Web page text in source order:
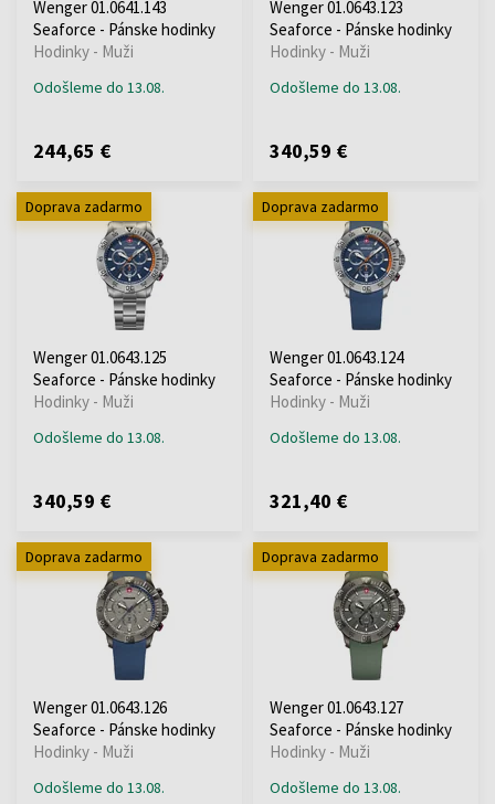
Wenger 01.0641.143
Seaforce - Pánske hodinky
Hodinky - Muži
Odošleme do 13.08.
244,65 €
Wenger 01.0643.123
Seaforce - Pánske hodinky
Hodinky - Muži
Odošleme do 13.08.
340,59 €
Doprava zadarmo
Wenger 01.0643.125
Seaforce - Pánske hodinky
Hodinky - Muži
Odošleme do 13.08.
340,59 €
Doprava zadarmo
Wenger 01.0643.124
Seaforce - Pánske hodinky
Hodinky - Muži
Odošleme do 13.08.
321,40 €
Doprava zadarmo
Wenger 01.0643.126
Seaforce - Pánske hodinky
Hodinky - Muži
Odošleme do 13.08.
Doprava zadarmo
Wenger 01.0643.127
Seaforce - Pánske hodinky
Hodinky - Muži
Odošleme do 13.08.